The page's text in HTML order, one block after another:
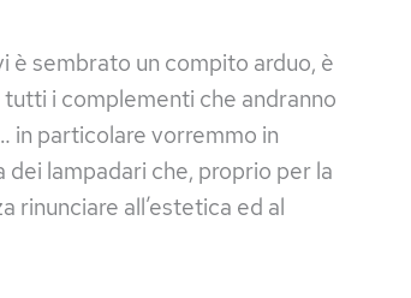
è sembrato un compito arduo, è
i complementi che andranno
in particolare vorremmo in
lampadari che, proprio per la
rinunciare all’estetica ed al